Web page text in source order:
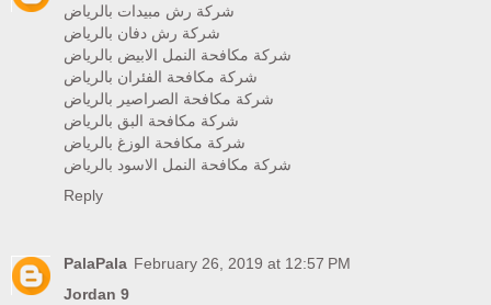
شركة رش مبيدات بالرياض
شركة رش دفان بالرياض
شركة مكافحة النمل الابيض بالرياض
شركة مكافحة الفئران بالرياض
شركة مكافحة الصراصير بالرياض
شركة مكافحة البق بالرياض
شركة مكافحة الوزغ بالرياض
شركة مكافحة النمل الاسود بالرياض
Reply
PalaPala February 26, 2019 at 12:57 PM
Jordan 9